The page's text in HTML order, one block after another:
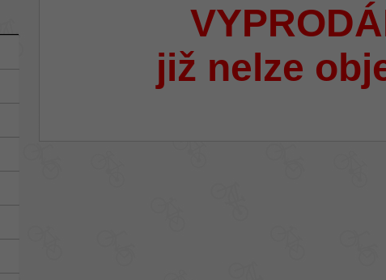
již nelze